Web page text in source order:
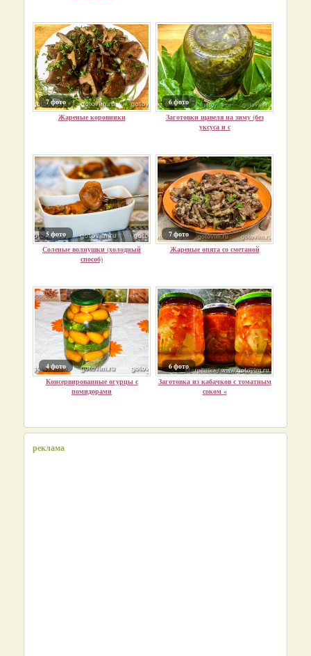
7 фото
Жареные коровники
6 фото
Заготовки щавеля на зиму (без
уксуса и с
5 фото
Соленые волнушки (холодный
способ)
7 фото
Жареные опята со сметаной
4 фото
Консервированные огурцы с
помидорами
6 фото
Заготовка из кабачков с томатным
соком «
реклама